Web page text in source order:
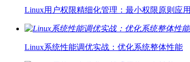
Linux用户权限精细化管理：最小权限原则应用
Linux系统性能调优实战：优化系统整体性能